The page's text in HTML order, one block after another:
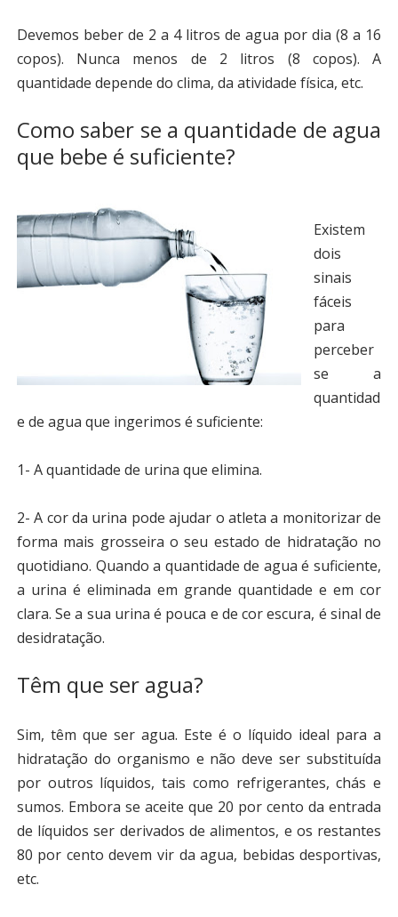
Devemos beber de 2 a 4 litros de agua por dia (8 a 16
copos). Nunca menos de 2 litros (8 copos). A
quantidade depende do clima, da atividade física, etc.
Como saber se a quantidade de agua
que bebe é suficiente?
Existem
dois
sinais
fáceis
para
perceber
se a
quantidad
e de agua que ingerimos é suficiente:
1- A quantidade de urina que elimina.
2- A cor da urina pode ajudar o atleta a monitorizar de
forma mais grosseira o seu estado de hidratação no
quotidiano. Quando a quantidade de agua é suficiente,
a urina é eliminada em grande quantidade e em cor
clara. Se a sua urina é pouca e de cor escura, é sinal de
desidratação.
Têm que ser agua?
Sim, têm que ser agua. Este é o líquido ideal para a
hidratação do organismo e não deve ser substituída
por outros líquidos, tais como refrigerantes, chás e
sumos. Embora se aceite que 20 por cento da entrada
de líquidos ser derivados de alimentos, e os restantes
80 por cento devem vir da agua, bebidas desportivas,
etc.